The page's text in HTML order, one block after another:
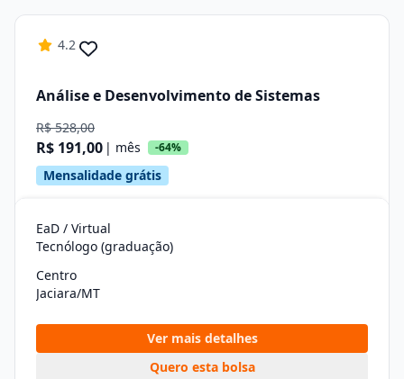
4.2
Análise e Desenvolvimento de Sistemas
R$ 528,00
R$ 191,00 | mês -64%
Mensalidade grátis
EaD / Virtual
Tecnólogo (graduação)
Centro
Jaciara/MT
Ver mais detalhes
Quero esta bolsa